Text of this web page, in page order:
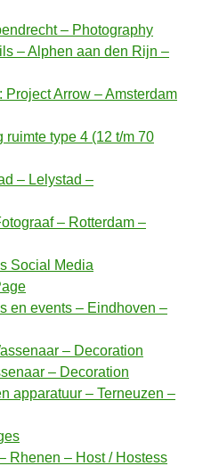
– Photography
– Alphen aan den Rijn –
Arrow – Amsterdam
type 4 (12 t/m 70
– Lelystad –
– Rotterdam –
Social Media
en events – Eindhoven –
– Decoration
– Decoration
apparatuur – Terneuzen –
Rhenen – Host / Hostess